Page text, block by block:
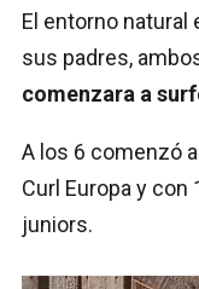
El entorno natural
sus padres,
comenzara a
A los 6 comenzó
Curl Europa y
juniors.